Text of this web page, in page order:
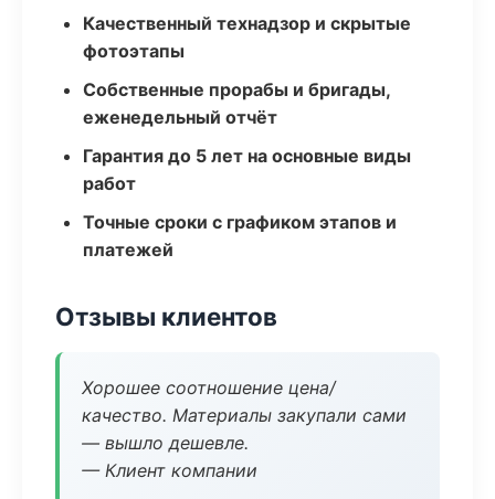
Качественный технадзор и скрытые
фотоэтапы
Собственные прорабы и бригады,
еженедельный отчёт
Гарантия до 5 лет на основные виды
работ
Точные сроки с графиком этапов и
платежей
Отзывы клиентов
Хорошее соотношение цена/
качество. Материалы закупали сами
— вышло дешевле.
— Клиент компании